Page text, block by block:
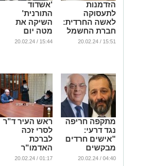
הזדמנות
לתעסוקה
לאשה החרדית:
חברת החשמל
פותחת מרכז
15:51 / 20.02.24
'אשדוד
התורנית'
השיקה את
מטה יום
הבחירות
15:44 / 20.02.24
מתקפה חריפה
נגד דרעי:
"אישים חרדים
מבקשים
להכתיר את
04:40 / 20.02.24
ראש העיר ד"ר
לסרי זכה
לברכת
האדמו"ר
מבעלזא
01:17 / 20.02.24